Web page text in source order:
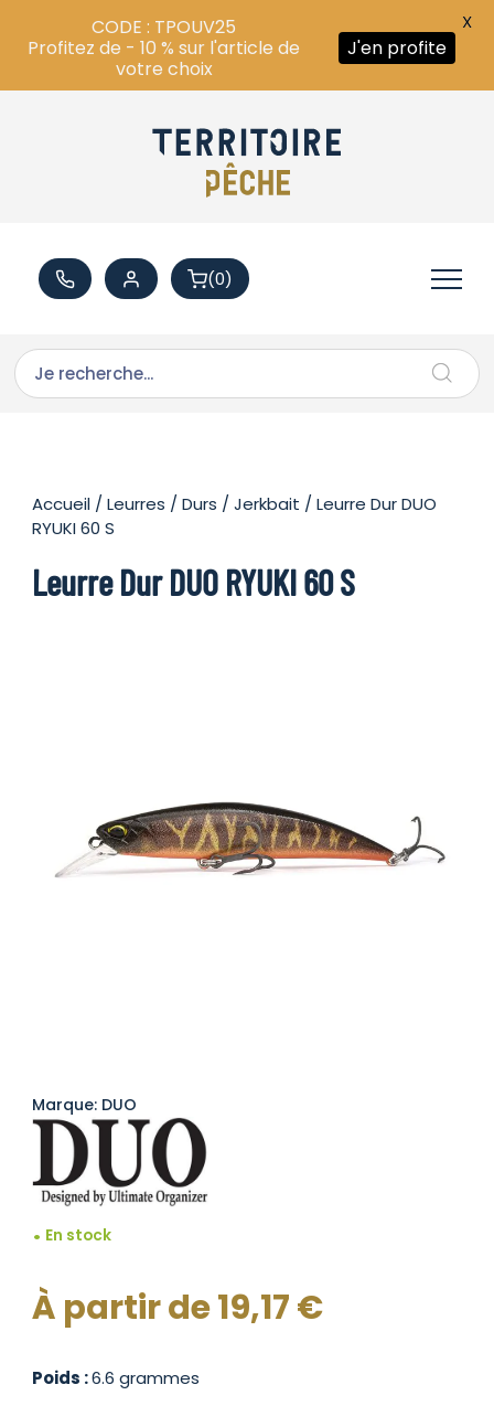
(0)
Accueil /Leurres /Durs /Jerkbait / Leurre Dur DUO
RYUKI 60 S
Leurre Dur DUO RYUKI 60 S
Marque: DUO
En stock
À partir de19,17€
Poids :6.6 grammes
CODE : TPOUV25
Profitez de - 10 % sur l'article de
votre choix
J'en profite
X